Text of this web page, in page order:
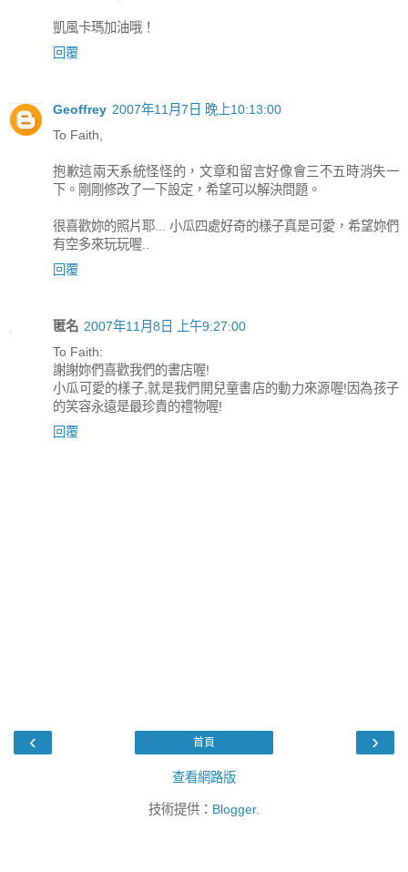
凱風卡瑪加油哦！
回覆
Geoffrey 2007年11月7日 晚上10:13:00
To Faith,
抱歉這兩天系統怪怪的，文章和留言好像會三不五時消失一
下。剛剛修改了一下設定，希望可以解決問題。
很喜歡妳的照片耶... 小瓜四處好奇的樣子真是可愛，希望妳們
有空多來玩玩喔..
回覆
匿名 2007年11月8日 上午9:27:00
To Faith:
謝謝妳們喜歡我們的書店喔!
小瓜可愛的樣子,就是我們開兒童書店的動力來源喔!因為孩子
的笑容永遠是最珍貴的禮物喔!
回覆
‹ ›
首頁
查看網路版
技術提供： Blogger.